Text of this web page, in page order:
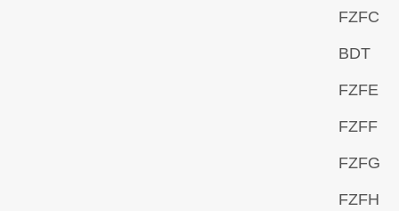
FZFC
BDT
FZFE
FZFF
FZFG
FZFH